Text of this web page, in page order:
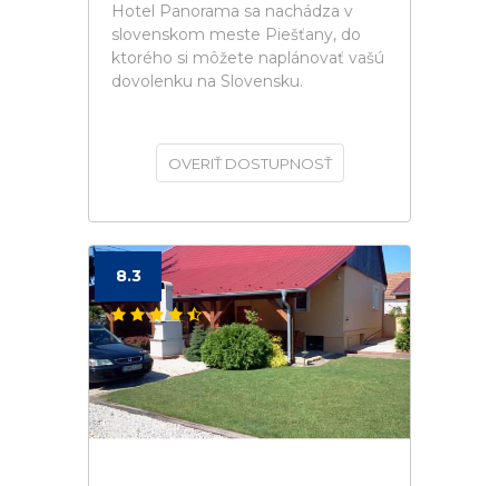
Hotel Panorama sa nachádza v
slovenskom meste Piešťany, do
ktorého si môžete naplánovať vašú
dovolenku na Slovensku.
OVERIŤ DOSTUPNOSŤ
8.3